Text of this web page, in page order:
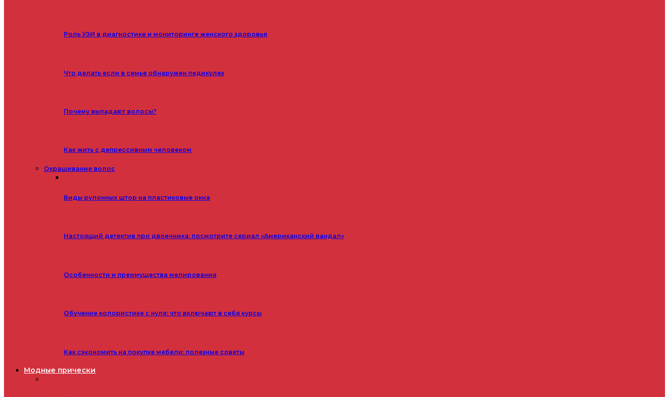
Роль УЗИ в диагностике и мониторинге женского здоровья
Что делать если в семье обнаружен педикулез
Почему выпадают волосы?
Как жить с депрессивным человеком
Окрашивание волос
Виды рулонных штор на пластиковые окна
Настоящий детектив про двоечника: посмотрите сериал «Американский вандал»
Особенности и преимущества мелирования
Обучение колористике с нуля: что включают в себя курсы
Как сэкономить на покупке мебели: полезные советы
Модные прически